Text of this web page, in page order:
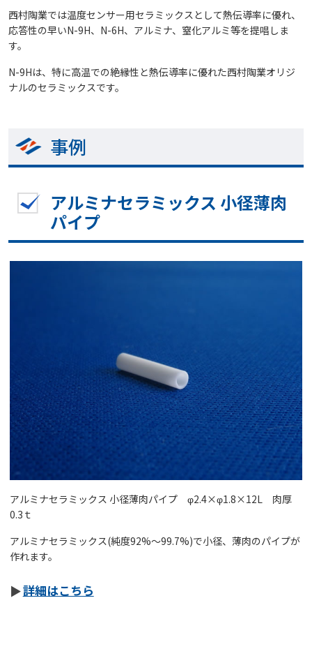
西村陶業では温度センサー用セラミックスとして熱伝導率に優れ、
応答性の早いN-9H、N-6H、アルミナ、窒化アルミ等を提唱しま
す。
N-9Hは、特に高温での絶縁性と熱伝導率に優れた西村陶業オリジ
ナルのセラミックスです。
事例
アルミナセラミックス 小径薄肉
パイプ
アルミナセラミックス 小径薄肉パイプ φ2.4×φ1.8×12L 肉厚
0.3ｔ
アルミナセラミックス(純度92%～99.7%)で小径、薄肉のパイプが
作れます。
詳細はこちら